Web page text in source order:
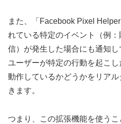
また、「Facebook Pixel
れている特定のイベント（例
信）が発生した場合にも通知し
ユーザーが特定の行動を起こし
動作しているかどうかをリア
きます。
つまり、この拡張機能を使う